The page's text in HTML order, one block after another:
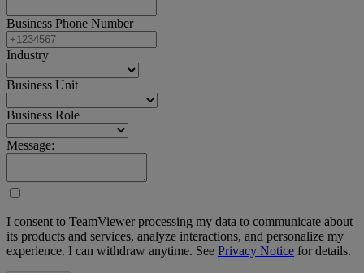
Business Phone Number
Industry
Business Unit
Business Role
Message:
I consent to TeamViewer processing my data to communicate about
its products and services, analyze interactions, and personalize my
experience. I can withdraw anytime. See Privacy Notice for details.